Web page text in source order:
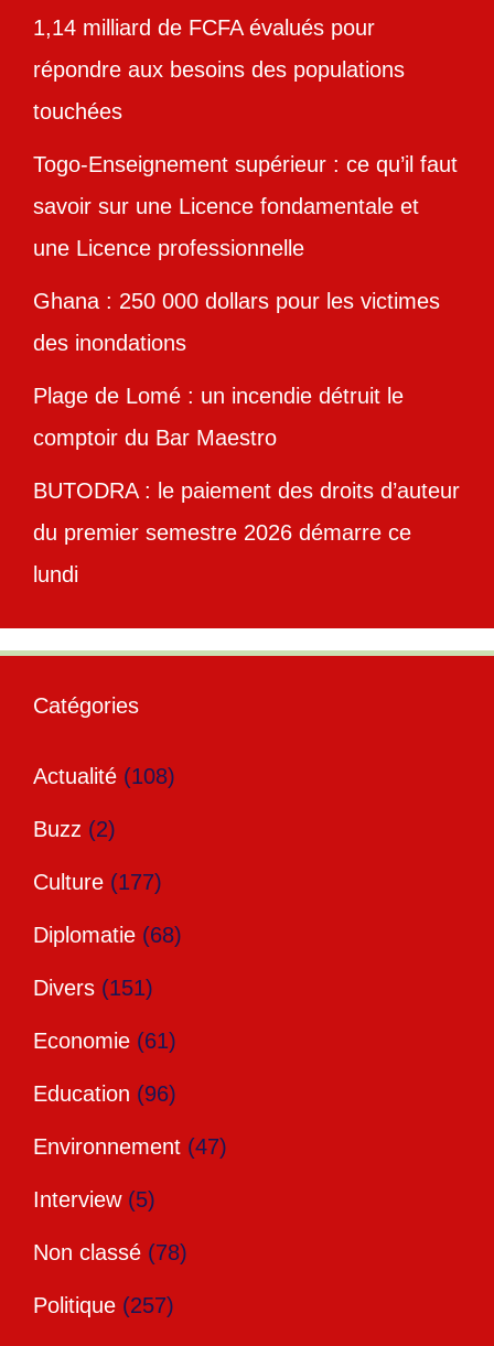
1,14 milliard de FCFA évalués pour
répondre aux besoins des populations
touchées
Togo-Enseignement supérieur : ce qu’il faut
savoir sur une Licence fondamentale et
une Licence professionnelle
Ghana : 250 000 dollars pour les victimes
des inondations
Plage de Lomé : un incendie détruit le
comptoir du Bar Maestro
BUTODRA : le paiement des droits d’auteur
du premier semestre 2026 démarre ce
lundi
Catégories
Actualité (108)
Buzz (2)
Culture (177)
Diplomatie (68)
Divers (151)
Economie (61)
Education (96)
Environnement (47)
Interview(5)
Non classé (78)
Politique (257)